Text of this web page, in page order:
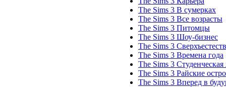
The Sims 3 В сумерках
The Sims 3 Все возрасты
The Sims 3 Питомцы
The Sims 3 Шоу-бизнес
The Sims 3
The Sims 3 Времена года
The Sims 3
The Sims 3 Райские
The Sims 3 Вперед в